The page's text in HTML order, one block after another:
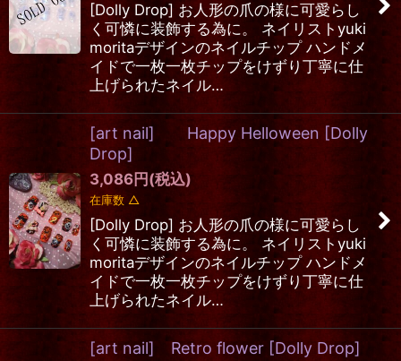
[Dolly Drop] お人形の爪の様に可愛らし
く可憐に装飾する為に。 ネイリストyuki
moritaデザインのネイルチップ ハンドメ
イドで一枚一枚チップをけずり丁寧に仕
上げられたネイル…
[art nail] Happy Helloween [Dolly
Drop]
3,086円 (税込)
在庫数 △
[Dolly Drop] お人形の爪の様に可愛らし
く可憐に装飾する為に。 ネイリストyuki
moritaデザインのネイルチップ ハンドメ
イドで一枚一枚チップをけずり丁寧に仕
上げられたネイル…
[art nail] Retro flower [Dolly Drop]